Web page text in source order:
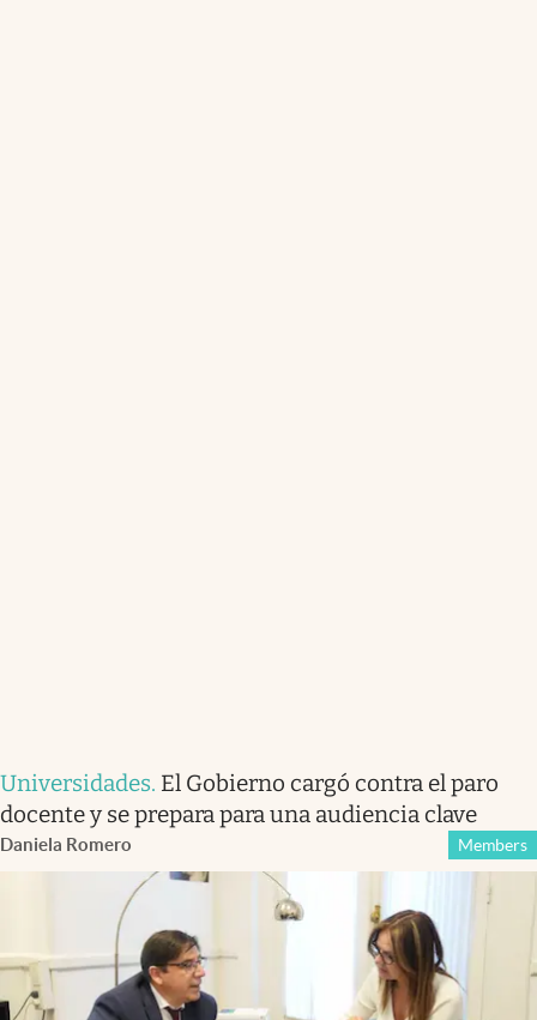
Universidades. El Gobierno cargó contra el paro
docente y se prepara para una audiencia clave
Daniela Romero Members